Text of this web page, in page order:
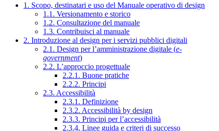
1. Scopo, destinatari e uso del Manuale operativo di design
1.1. Versionamento e storico
1.2. Consultazione del manuale
1.3. Contribuisci al manuale
2. Introduzione al design per i servizi pubblici digitali
2.1. Design per l’amministrazione digitale (e-
government)
2.2. L’approccio progettuale
2.2.1. Buone pratiche
2.2.2. Principi
2.3. Accessibilità
2.3.1. Definizione
2.3.2. Accessibilità by design
2.3.3. Principi per l’accessibilità
2.3.4. Linee guida e criteri di successo